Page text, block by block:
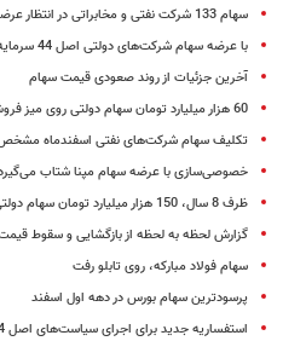
سهام 133 شرکت نفتی و مخابراتی در انتظار عرضه
با عرضه سهام شرکت‌های دولتی اصل 44 سرمایه‌گذاری رونق می‌گیرد
آخرین جزئیات از روند صعودی قیمت سهام
60 هزار میلیارد تومان سهام دولتی روی میز فروش
تکلیف سهام شرکت‌های نفتی اسفندماه
خصوصی‌سازی با عرضه سهام مپنا شتاب
ظرف 8 سال، 150 هزار میلیارد تومان سهام دولتی می‌فروشیم
گزارش لحظه به لحظه از بازگشایی و سقوط
سهام فولاد مبارکه، روی تابلو رفت
پرسودترین سهام بورس در دهه اول اسفند
استفساریه جدید برای اجرای سیاست‌های اصل 44